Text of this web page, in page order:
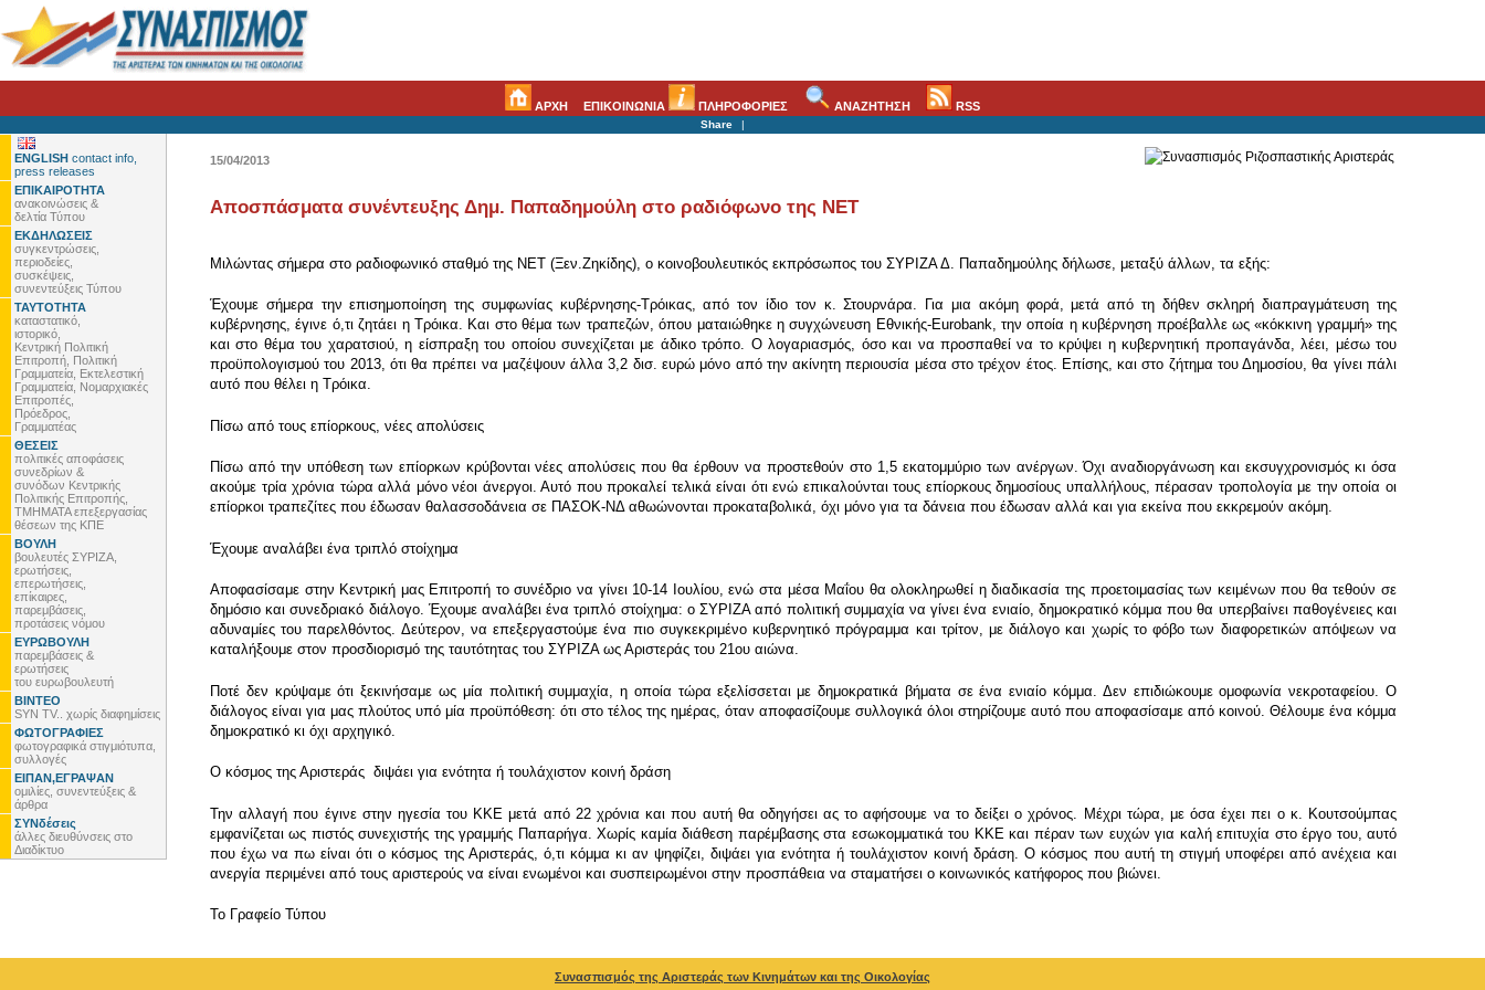
ΑΡΧΗ ΕΠΙΚΟΙΝΩΝΙΑ ΠΛΗΡΟΦΟΡΙΕΣ ΑΝΑΖΗΤΗΣΗ RSS
Share |
ENGLISH contact info,
press releases
ΕΠΙΚΑΙΡΟΤΗΤΑ
ανακοινώσεις &
δελτία Τύπου
ΕΚΔΗΛΩΣΕΙΣ
συγκεντρώσεις,
περιοδείες,
συσκέψεις,
συνεντεύξεις Τύπου
ΤΑΥΤΟΤΗΤΑ
καταστατικό,
ιστορικό,
Κεντρική Πολιτική
Επιτροπή, Πολιτική
Γραμματεία, Εκτελεστική
Γραμματεία, Νομαρχιακές
Επιτροπές,
Πρόεδρος,
Γραμματέας
ΘΕΣΕΙΣ
πολιτικές αποφάσεις
συνεδρίων &
συνόδων Κεντρικής
Πολιτικής Επιτροπής,
ΤΜΗΜΑΤΑ επεξεργασίας
θέσεων της ΚΠΕ
ΒΟΥΛΗ
βουλευτές ΣΥΡΙΖΑ,
ερωτήσεις,
επερωτήσεις,
επίκαιρες,
παρεμβάσεις,
προτάσεις νόμου
ΕΥΡΩΒΟΥΛΗ
παρεμβάσεις &
ερωτήσεις
του ευρωβουλευτή
ΒΙΝΤΕΟ
SYN TV.. χωρίς διαφημίσεις
ΦΩΤΟΓΡΑΦΙΕΣ
φωτογραφικά στιγμιότυπα,
συλλογές
ΕΙΠΑΝ,ΕΓΡΑΨΑΝ
ομιλίες, συνεντεύξεις &
άρθρα
ΣΥΝδέσεις
άλλες διευθύνσεις στο
Διαδίκτυο
15/04/2013
Αποσπάσματα συνέντευξης Δημ. Παπαδημούλη στο ραδιόφωνο της ΝΕΤ
Μιλώντας σήμερα στο ραδιοφωνικό σταθμό της NET (Ξεν.Ζηκίδης), ο κοινοβουλευτικός εκπρόσωπος του ΣΥΡΙΖΑ Δ. Παπαδημούλης δήλωσε, μεταξύ άλλων, τα εξής:
Έχουμε σήμερα την επισημοποίηση της συμφωνίας κυβέρνησης-Τρόικας, από τον ίδιο τον κ. Στουρνάρα. Για μια ακόμη φορά, μετά από τη δήθεν σκληρή διαπραγμάτευση της
κυβέρνησης, έγινε ό,τι ζητάει η Τρόικα. Και στο θέμα των τραπεζών, όπου ματαιώθηκε η συγχώνευση Εθνικής-Eurobank, την οποία η κυβέρνηση προέβαλλε ως «κόκκινη γραμμή» της
και στο θέμα του χαρατσιού, η είσπραξη του οποίου συνεχίζεται με άδικο τρόπο. Ο λογαριασμός, όσο και να προσπαθεί να το κρύψει η κυβερνητική προπαγάνδα, λέει, μέσω του
προϋπολογισμού του 2013, ότι θα πρέπει να μαζέψουν άλλα 3,2 δισ. ευρώ μόνο από την ακίνητη περιουσία μέσα στο τρέχον έτος. Επίσης, και στο ζήτημα του Δημοσίου, θα γίνει πάλι
αυτό που θέλει η Τρόικα.
Πίσω από τους επίορκους, νέες απολύσεις
Πίσω από την υπόθεση των επίορκων κρύβονται νέες απολύσεις που θα έρθουν να προστεθούν στο 1,5 εκατομμύριο των ανέργων. Όχι αναδιοργάνωση και εκσυγχρονισμός κι όσα
ακούμε τρία χρόνια τώρα αλλά μόνο νέοι άνεργοι. Αυτό που προκαλεί τελικά είναι ότι ενώ επικαλούνται τους επίορκους δημοσίους υπαλλήλους, πέρασαν τροπολογία με την οποία οι
επίορκοι τραπεζίτες που έδωσαν θαλασσοδάνεια σε ΠΑΣΟΚ-ΝΔ αθωώνονται προκαταβολικά, όχι μόνο για τα δάνεια που έδωσαν αλλά και για εκείνα που εκκρεμούν ακόμη.
Έχουμε αναλάβει ένα τριπλό στοίχημα
Αποφασίσαμε στην Κεντρική μας Επιτροπή το συνέδριο να γίνει 10-14 Ιουλίου, ενώ στα μέσα Μαΐου θα ολοκληρωθεί η διαδικασία της προετοιμασίας των κειμένων που θα τεθούν σε
δημόσιο και συνεδριακό διάλογο. Έχουμε αναλάβει ένα τριπλό στοίχημα: ο ΣΥΡΙΖΑ από πολιτική συμμαχία να γίνει ένα ενιαίο, δημοκρατικό κόμμα που θα υπερβαίνει παθογένειες και
αδυναμίες του παρελθόντος. Δεύτερον, να επεξεργαστούμε ένα πιο συγκεκριμένο κυβερνητικό πρόγραμμα και τρίτον, με διάλογο και χωρίς το φόβο των διαφορετικών απόψεων να
καταλήξουμε στον προσδιορισμό της ταυτότητας του ΣΥΡΙΖΑ ως Αριστεράς του 21ου αιώνα.
Ποτέ δεν κρύψαμε ότι ξεκινήσαμε ως μία πολιτική συμμαχία, η οποία τώρα εξελίσσεται με δημοκρατικά βήματα σε ένα ενιαίο κόμμα. Δεν επιδιώκουμε ομοφωνία νεκροταφείου. Ο
διάλογος είναι για μας πλούτος υπό μία προϋπόθεση: ότι στο τέλος της ημέρας, όταν αποφασίζουμε συλλογικά όλοι στηρίζουμε αυτό που αποφασίσαμε από κοινού. Θέλουμε ένα κόμμα
δημοκρατικό κι όχι αρχηγικό.
Ο κόσμος της Αριστεράς διψάει για ενότητα ή τουλάχιστον κοινή δράση
Την αλλαγή που έγινε στην ηγεσία του ΚΚΕ μετά από 22 χρόνια και που αυτή θα οδηγήσει ας το αφήσουμε να το δείξει ο χρόνος. Μέχρι τώρα, με όσα έχει πει ο κ. Κουτσούμπας
εμφανίζεται ως πιστός συνεχιστής της γραμμής Παπαρήγα. Χωρίς καμία διάθεση παρέμβασης στα εσωκομματικά του ΚΚΕ και πέραν των ευχών για καλή επιτυχία στο έργο του, αυτό
που έχω να πω είναι ότι ο κόσμος της Αριστεράς, ό,τι κόμμα κι αν ψηφίζει, διψάει για ενότητα ή τουλάχιστον κοινή δράση. Ο κόσμος που αυτή τη στιγμή υποφέρει από ανέχεια και
ανεργία περιμένει από τους αριστερούς να είναι ενωμένοι και συσπειρωμένοι στην προσπάθεια να σταματήσει ο κοινωνικός κατήφορος που βιώνει.
To Γραφείο Τύπου
Συνασπισμός της Αριστεράς των Κινημάτων και της Οικολογίας